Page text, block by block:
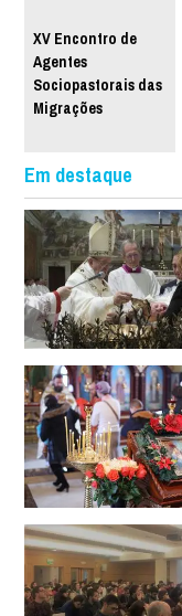
XV Encontro de
Agentes
Sociopastorais das
Migrações
Em destaque